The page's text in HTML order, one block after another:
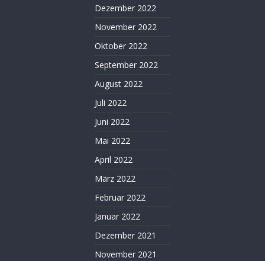
Dezember 2022
November 2022
Oktober 2022
September 2022
August 2022
Juli 2022
Juni 2022
Mai 2022
April 2022
März 2022
Februar 2022
Januar 2022
Dezember 2021
November 2021